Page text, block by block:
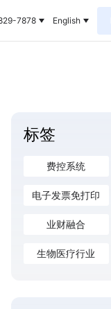
7878 English
标签
费控系统
电子发票免打印
业财融合
生物医疗行业